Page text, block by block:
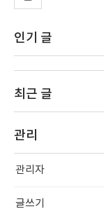
인기 글
최근 글
관리
관리자
글쓰기